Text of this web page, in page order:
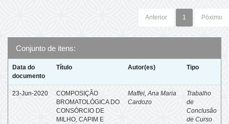
Anterior 1 Póximo
Conjunto de itens:
Data do
documento
Título Autor(es) Tipo
23-Jun-2020
COMPOSIÇÃO
BROMATOLÓGICA DO
CONSÓRCIO DE
MILHO, CAPIM E
Maffei, Ana Maria
Cardozo
Trabalho
de
Conclusão
de Curso